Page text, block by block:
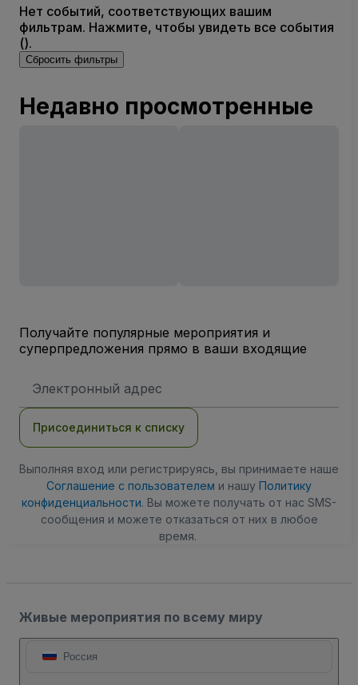
Нет событий, соответствующих вашим
фильтрам. Нажмите, чтобы увидеть все события
().
Сбросить фильтры
Недавно просмотренные
Получайте популярные мероприятия и
суперпредложения прямо в ваши входящие
электронной
Присоединиться к списку
Выполняя вход или регистрируясь, вы принимаете наше
Соглашение с пользователем и нашу Политику
конфиденциальности. Вы можете получать от нас SMS-
сообщения и можете отказаться от них в любое
время.
Живые мероприятия по всему миру
Россия